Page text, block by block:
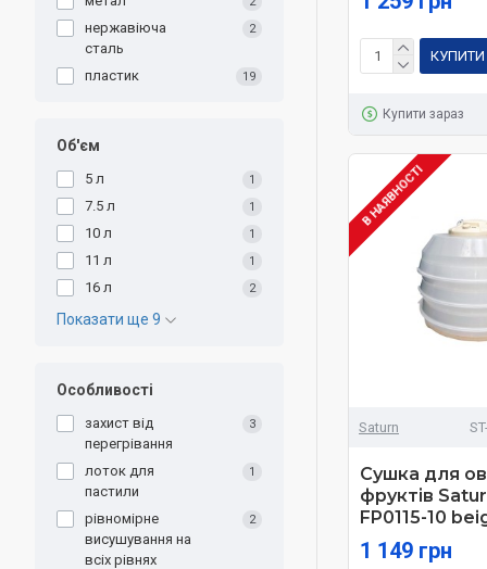
нержавіюча
сталь
2
пластик 19
Об'єм
5 л 1
7.5 л 1
10 л 1
11 л 1
16 л 2
Показати ще 9
Особливості
захист від
перегрівання
3
лоток для
пастили
1
рівномірне
висушування на
всіх рівнях
2
КУПИТИ
Купити зараз
В НАЯВНОСТІ
Saturn
Сушка для
фруктів
FP0115-10
1 149 грн